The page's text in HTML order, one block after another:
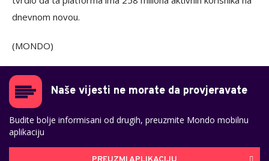
dnevnom novou.
(MONDO)
Naše vijesti ne morate da provjeravate
Budite bolje informisani od drugih, preuzmite Mondo mobilnu
aplikaciju